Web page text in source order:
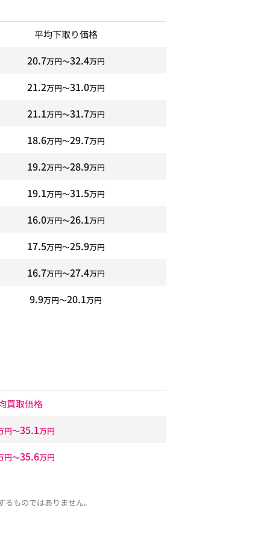
平均下取り価格
20.7万円〜32.4万円
21.2万円〜31.0万円
21.1万円〜31.7万円
18.6万円〜29.7万円
19.2万円〜28.9万円
19.1万円〜31.5万円
16.0万円〜26.1万円
17.5万円〜25.9万円
16.7万円〜27.4万円
9.9万円〜20.1万円
買取価格
円〜35.1万円
円〜35.6万円
ものではありません。